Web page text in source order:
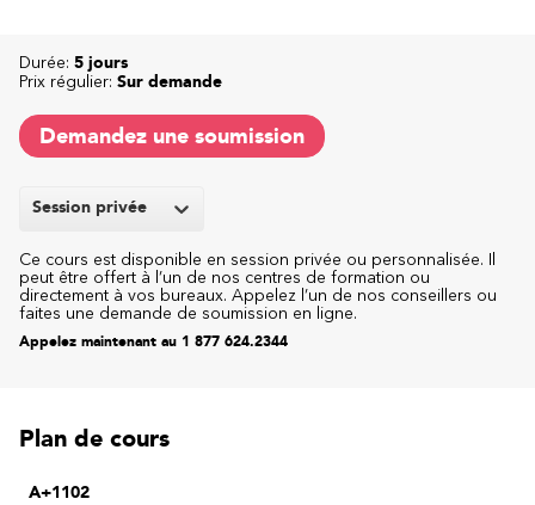
Session privée
Ce cours est disponible en session privée ou personnalisée. Il
peut être offert à l’un de nos centres de formation ou
directement à vos bureaux. Appelez l’un de nos conseillers ou
faites une demande de soumission en ligne.
Appelez maintenant au 1 877 624.2344
Durée: 5 jours
Prix régulier: Sur demande
Demandez une soumission
Plan de cours
A+1102